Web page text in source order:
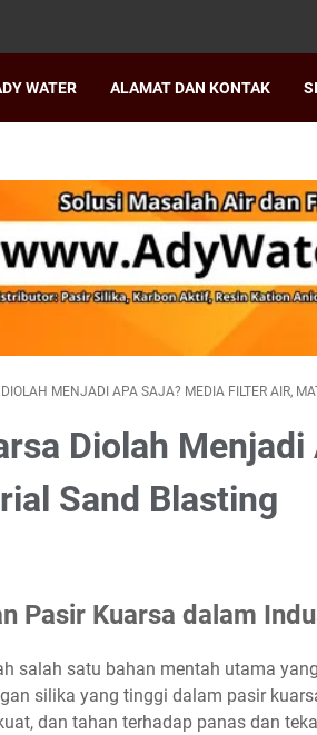
WATER ALAMAT DAN KONTAK
MENJADI APA SAJA? MEDIA FILTER AIR,
Diolah
Sand Blasting
Pasir Kuarsa dalam
salah satu bahan mentah utama
silika yang tinggi dalam pasir
dan tahan terhadap panas dan